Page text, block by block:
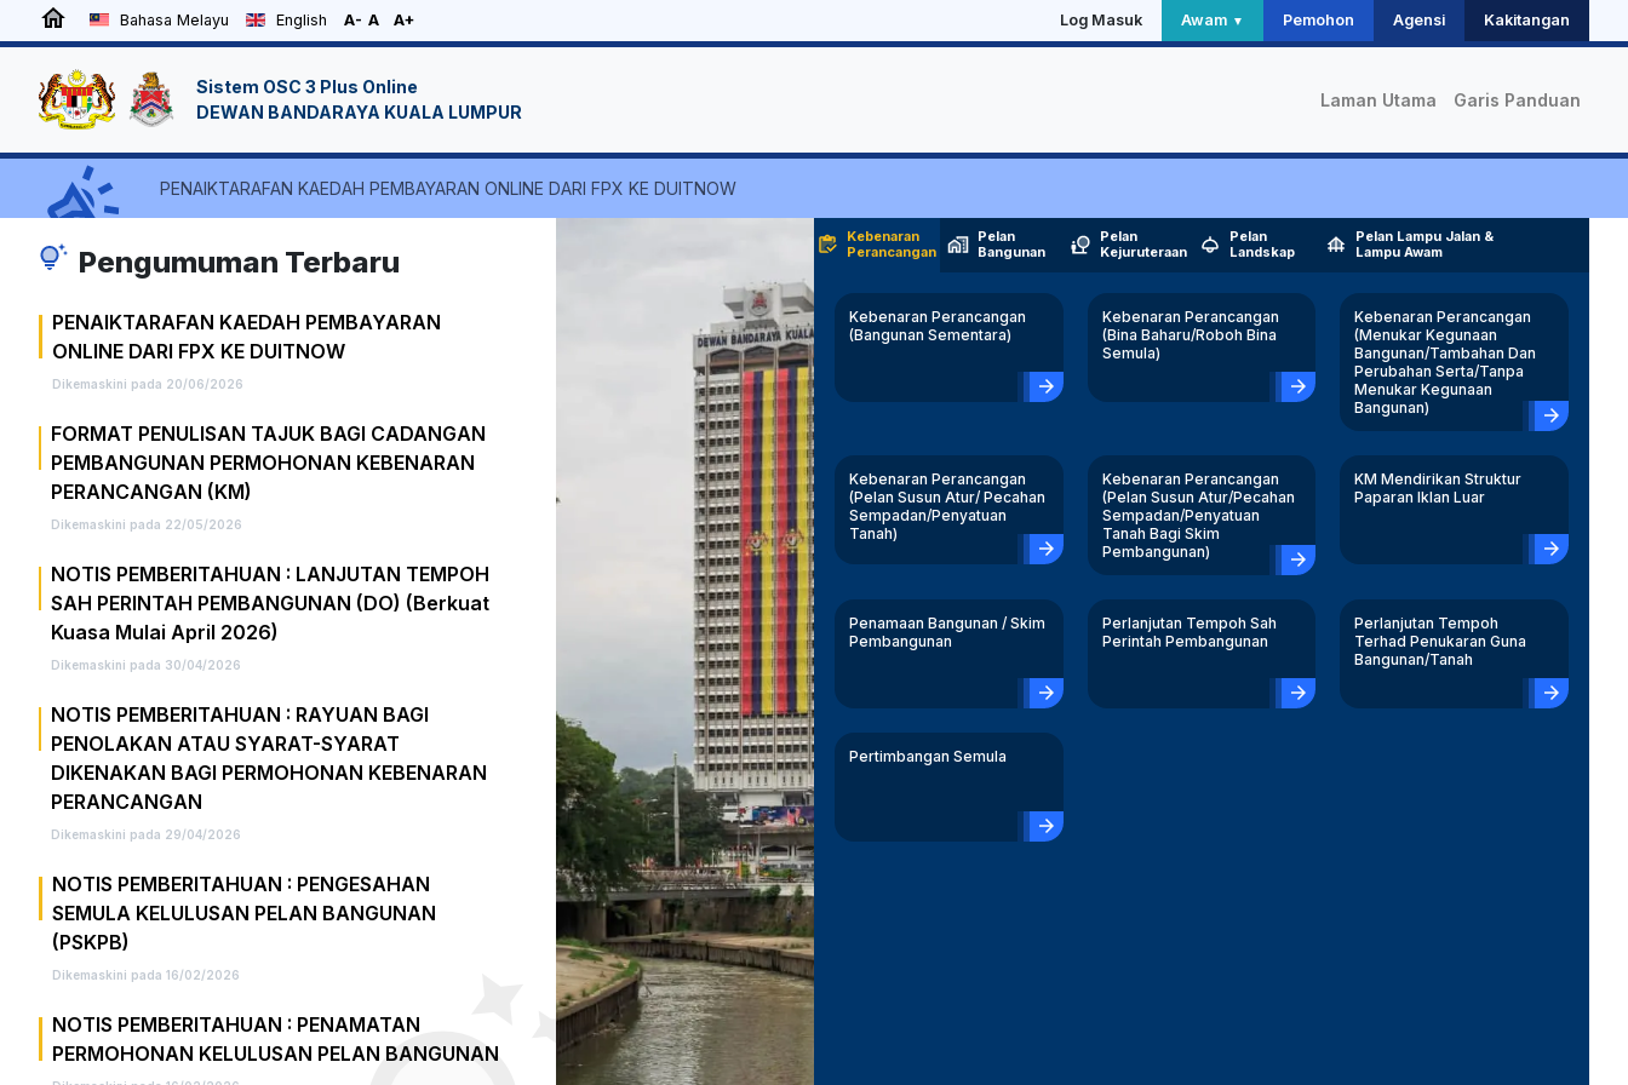
home Bahasa Melayu English A- A A+ Log Masuk Awam ▼ Pemohon Agensi Kakitangan
Sistem OSC 3 Plus Online
DEWAN BANDARAYA KUALA LUMPUR
Laman Utama Garis Panduan
campaign PENAIKTARAFAN KAEDAH PEMBAYARAN ONLINE DARI FPX KE DUITNOW
tips_and_updates Pengumuman Terbaru
PENAIKTARAFAN KAEDAH PEMBAYARAN
ONLINE DARI FPX KE DUITNOW
Dikemaskini pada 20/06/2026
FORMAT PENULISAN TAJUK BAGI CADANGAN
PEMBANGUNAN PERMOHONAN KEBENARAN
PERANCANGAN (KM)
Dikemaskini pada 22/05/2026
NOTIS PEMBERITAHUAN : LANJUTAN TEMPOH
SAH PERINTAH PEMBANGUNAN (DO) (Berkuat
Kuasa Mulai April 2026)
Dikemaskini pada 30/04/2026
NOTIS PEMBERITAHUAN : RAYUAN BAGI
PENOLAKAN ATAU SYARAT-SYARAT
DIKENAKAN BAGI PERMOHONAN KEBENARAN
PERANCANGAN
Dikemaskini pada 29/04/2026
NOTIS PEMBERITAHUAN : PENGESAHAN
SEMULA KELULUSAN PELAN BANGUNAN
(PSKPB)
Dikemaskini pada 16/02/2026
NOTIS PEMBERITAHUAN : PENAMATAN
PERMOHONAN KELULUSAN PELAN BANGUNAN
inventory
Kebenaran
Perancangan
maps_home_work
Pelan
Bangunan
nature_people
Pelan
Kejuruteraan
light
Pelan
Landskap
foundation
Pelan Lampu Jalan &
Lampu Awam
Kebenaran Perancangan
(Bangunan Sementara)
arrow_forward
Kebenaran Perancangan
(Bina Baharu/Roboh Bina
Semula)
arrow_forward
Kebenaran Perancangan
(Menukar Kegunaan
Bangunan/Tambahan Dan
Perubahan Serta/Tanpa
Menukar Kegunaan
Bangunan)
arrow_forward
Kebenaran Perancangan
(Pelan Susun Atur/ Pecahan
Sempadan/Penyatuan
Tanah)
arrow_forward
Kebenaran Perancangan
(Pelan Susun Atur/Pecahan
Sempadan/Penyatuan
Tanah Bagi Skim
Pembangunan)
arrow_forward
KM Mendirikan Struktur
Paparan Iklan Luar
arrow_forward
Penamaan Bangunan / Skim
Pembangunan
arrow_forward
Perlanjutan Tempoh Sah
Perintah Pembangunan
arrow_forward
Perlanjutan Tempoh
Terhad Penukaran Guna
Bangunan/Tanah
arrow_forward
Pertimbangan Semula
arrow_forward